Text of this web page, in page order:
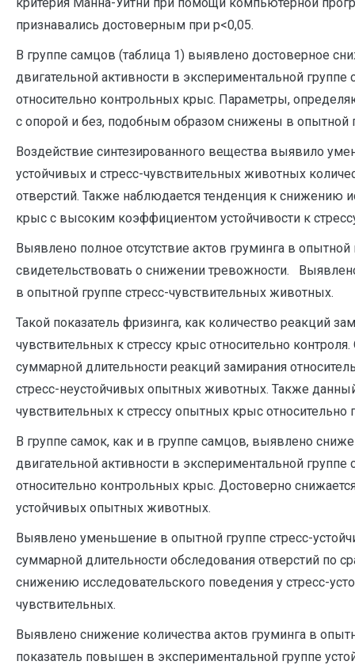
признавались достоверным при р<0,05.
В группе самцов (таблица 1) выявлено достоверное
двигательной активности в экспериментальной
относительно контрольных крыс. Параметры,
с опорой и без, подобным образом снижены в опытной
Воздействие синтезированного вещества выявило
устойчивых и стресс-чувствительных животных
отверстий. Также наблюдается тенденция к снижению
крыс с высоким коэффициентом устойчивости к
Выявлено полное отсутствие актов груминга в
свидетельствовать о снижении тревожности.
в опытной группе стресс-чувствительных животных.
Такой показатель фризинга, как количество реакций
чувствительных к стрессу крыс относительно
суммарной длительности реакций замирания
стресс-неустойчивых опытных животных. Также
чувствительных к стрессу опытных крыс относительно
В группе самок, как и в группе самцов, выявлено
двигательной активности в экспериментальной
относительно контрольных крыс. Достоверно
устойчивых опытных животных.
Выявлено уменьшение в опытной группе стресс-
суммарной длительности обследования отверстий по
снижению исследовательского поведения у стресс-
чувствительных.
Выявлено снижение количества актов груминга в
показатель повышен в экспериментальной группе